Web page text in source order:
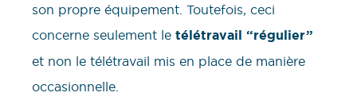
son propre équipement. Toutefois, ceci
concerne seulement le télétravail “régulier”
et non le télétravail mis en place de manière
occasionnelle.